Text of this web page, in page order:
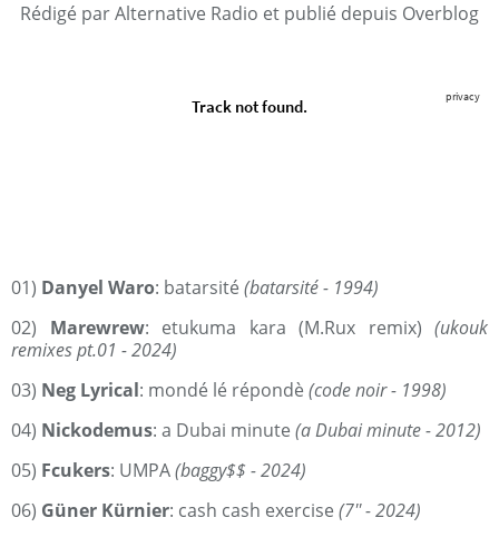
Rédigé par Alternative Radio et publié depuis Overblog
01) Danyel Waro: batarsité (batarsité - 1994)
02) Marewrew: etukuma kara (M.Rux remix) (ukouk
remixes pt.01 - 2024)
03) Neg Lyrical: mondé lé répondè (code noir - 1998)
04) Nickodemus: a Dubai minute (a Dubai minute - 2012)
05) Fcukers: UMPA(baggy$$ - 2024)
06) Güner Kürnier: cash cash exercise (7'' - 2024)